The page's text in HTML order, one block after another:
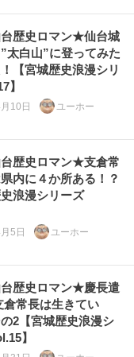
歴史ロマン★仙台城
太白山”に登ってみた
【宮城歴史浪漫シリ
】
10日 ユーホー
歴史ロマン★支倉常
内に４か所ある！？
史浪漫シリーズ
5日 ユーホー
歴史ロマン★慶長遣
倉常長は生きてい
2【宮城歴史浪漫シ
】